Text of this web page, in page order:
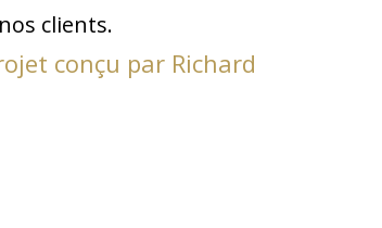
clients.
conçu par Richard